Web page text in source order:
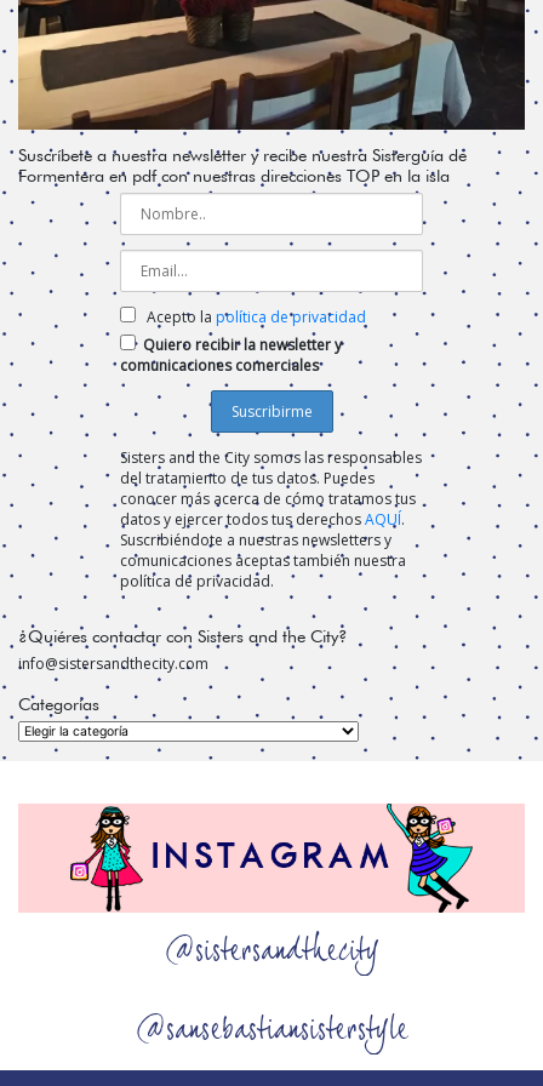
Suscríbete a nuestra newsletter y recibe nuestra Sisterguía de
Formentera en pdf con nuestras direcciones TOP en la isla
Acepto la política de privacidad
Quiero recibir la newsletter y
comunicaciones comerciales
Sisters and the City somos las responsables
del tratamiento de tus datos. Puedes
conocer más acerca de cómo tratamos tus
datos y ejercer todos tus derechosAQUÍ.
Suscribiéndote a nuestras newsletters y
comunicaciones aceptas también nuestra
política de privacidad.
¿Quiéres contactar con Sisters and the City?
info@sistersandthecity.com
Categorías
Categorías
@sistersandthecity
@sansebastiansisterstyle